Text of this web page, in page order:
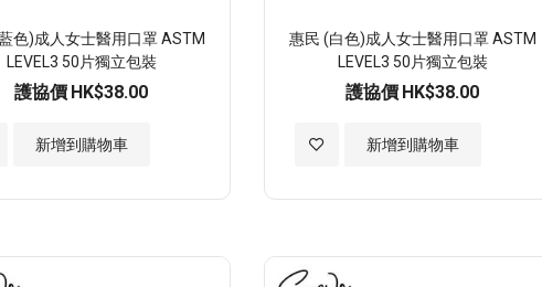
色)成人女士醫用口罩 ASTM
LEVEL3 50片獨立包裝
護協價 HK$38.00
新增到購物車
惠民 (白色)成人女士醫用口罩 ASTM
LEVEL3 50片獨立包裝
護協價 HK$38.00
新增到購物車
加
願